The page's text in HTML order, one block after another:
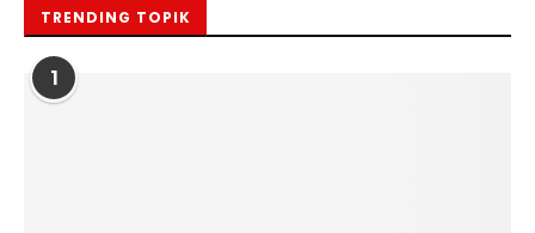
TRENDING TOPIK
1